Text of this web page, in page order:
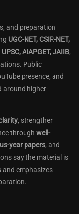
and preparation
UGC-NET, CSIR-NET,
UPSC, AIAPGET, JAIIB,
Public
presence, and
around higher-
, strengthen
through well-
year papers, and
say the material is
and emphasizes